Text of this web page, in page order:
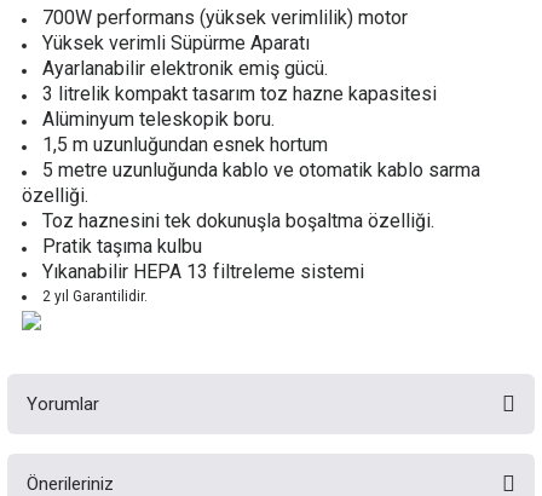
700W performans (yüksek verimlilik) motor
Yüksek verimli Süpürme Aparatı
Ayarlanabilir elektronik emiş gücü.
3 litrelik kompakt tasarım toz hazne kapasitesi
Alüminyum teleskopik boru.
1,5 m uzunluğundan esnek hortum
5 metre uzunluğunda kablo ve otomatik kablo sarma
özelliği.
Toz haznesini tek dokunuşla boşaltma özelliği.
Pratik taşıma kulbu
Yıkanabilir HEPA 13 filtreleme sistemi
2 yıl Garantilidir.
Yorumlar
Önerileriniz